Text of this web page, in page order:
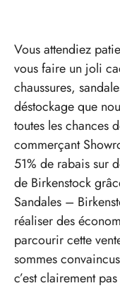
Vous attendiez
vous faire un joli
chaussures,
déstockage que
toutes les chances
commerçant
51% de rabais sur
de Birkenstock
Sandales –
réaliser des
parcourir cette
sommes
c’est clairement